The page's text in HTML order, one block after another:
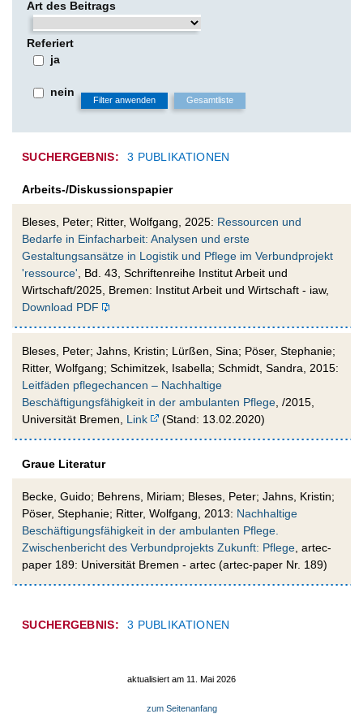
Art des Beitrags
Referiert
ja
nein
SUCHERGEBNIS: 3 PUBLIKATIONEN
Arbeits-/Diskussionspapier
Bleses, Peter; Ritter, Wolfgang, 2025: Ressourcen und
Bedarfe in Einfacharbeit: Analysen und erste
Gestaltungsansätze in Logistik und Pflege im Verbundprojekt
'ressource' , Bd. 43, Schriftenreihe Institut Arbeit und
Wirtschaft/2025, Bremen: Institut Arbeit und Wirtschaft - iaw,
Download PDF
Bleses, Peter; Jahns, Kristin; Lürßen, Sina; Pöser, Stephanie;
Ritter, Wolfgang; Schimitzek, Isabella; Schmidt, Sandra, 2015:
Leitfäden pflegechancen – Nachhaltige
Beschäftigungsfähigkeit in der ambulanten Pflege , /2015,
Universität Bremen, Link (Stand: 13.02.2020)
Graue Literatur
Becke, Guido; Behrens, Miriam; Bleses, Peter; Jahns, Kristin;
Pöser, Stephanie; Ritter, Wolfgang, 2013: Nachhaltige
Beschäftigungsfähigkeit in der ambulanten Pflege.
Zwischenbericht des Verbundprojekts Zukunft: Pflege , artec-
paper 189: Universität Bremen - artec (artec-paper Nr. 189)
SUCHERGEBNIS: 3 PUBLIKATIONEN
aktualisiert am 11. Mai 2026
zum Seitenanfang